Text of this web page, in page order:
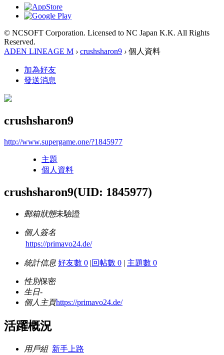
© NCSOFT Corporation. Licensed to NC Japan K.K. All Rights
Reserved.
ADEN LINEAGE M › crushsharon9 › 個人資料
加為好友
發送消息
crushsharon9
http://www.supergame.one/?1845977
主題
個人資料
crushsharon9(UID: 1845977)
郵箱狀態未驗證
個人簽名
https://primavo24.de/
統計信息 好友數 0 |回帖數 0 | 主題數 0
性別保密
生日-
個人主頁https://primavo24.de/
活躍概況
用戶組 新手上路